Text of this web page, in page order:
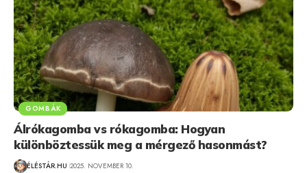
GOMBÁK
Álrókagomba vs rókagomba: Hogyan
különböztessük meg a mérgező hasonmást?
ÉLÉSTÁR.HU 2025. NOVEMBER 10.